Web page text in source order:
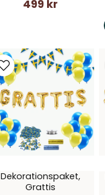
499 kr
Dekorationspaket,
Grattis